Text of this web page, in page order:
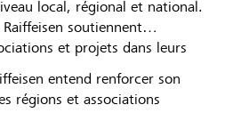
local, régional et national.
soutiennent
et projets dans leurs
entend renforcer son
régions et associations